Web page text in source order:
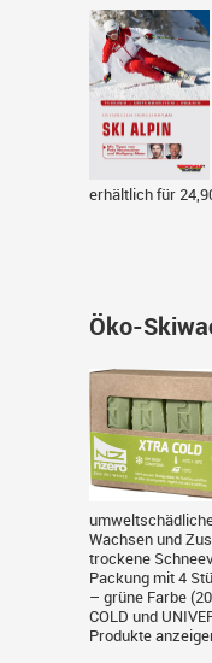
erhältlich für
Öko-
Wachsen und
trockene
Packung mit 4
– grüne Farbe
COLD und
Produkte